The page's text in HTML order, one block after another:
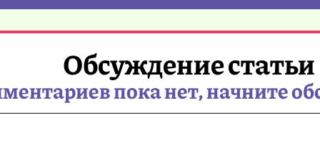
Обсуждение статьи
пока нет, начните